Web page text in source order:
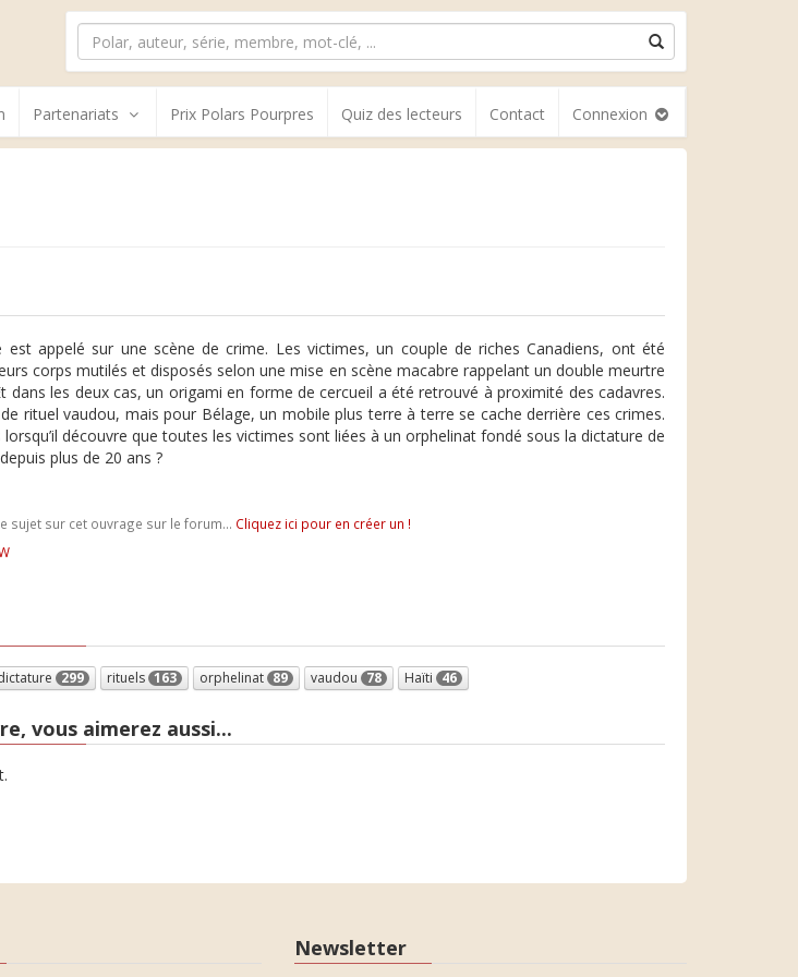
Partenariats Prix Polars Pourpres Quiz des lecteurs Contact Connexion
est appelé sur une scène de crime. Les victimes, un couple de riches Canadiens, ont été
corps mutilés et disposés selon une mise en scène macabre rappelant un double meurtre
dans les deux cas, un origami en forme de cercueil a été retrouvé à proximité des cadavres.
rituel vaudou, mais pour Bélage, un mobile plus terre à terre se cache derrière ces crimes.
découvre que toutes les victimes sont liées à un orphelinat fondé sous la dictature de
plus de 20 ans ?
sujet sur cet ouvrage sur le forum... Cliquez ici pour en créer un !
299 rituels 163 orphelinat 89 vaudou 78 Haïti 46
vous aimerez aussi...
Newsletter